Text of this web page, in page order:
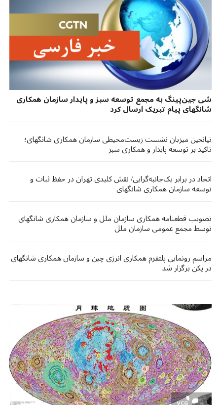
شی جین‌پینگ به مجمع توسعه سبز و پایدار سازمان همکاری
شانگهای پیام تبریک ارسال کرد
تیانجین میزبان نشست زیست‌محیطی سازمان همکاری شانگهای؛
تاکید بر توسعه پایدار و همکاری سبز
اتحاد در برابر یک‌جانبه‌گرایی/ نقش کلیدی تهران در حفظ ثبات و
توسعه سازمان همکاری شانگهای
تصویب قطعنامه همکاری سازمان ملل و سازمان همکاری شانگهای
توسط مجمع عمومی سازمان ملل
مراسم رونمایی پلتفرم همکاری انرژی چین و سازمان همکاری شانگهای
در پکن برگزار شد